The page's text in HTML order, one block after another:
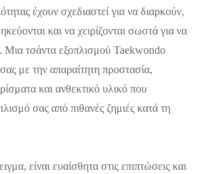
έχουν σχεδιαστεί για να διαρκούν,
και να χειρίζονται σωστά για να
Μια τσάντα εξοπλισμού Taekwondo
με την απαραίτητη προστασία,
και ανθεκτικό υλικό που
σας από πιθανές ζημιές κατά τη
είναι ευαίσθητα στις επιπτώσεις και